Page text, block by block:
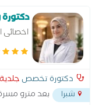
اخصائى
دكتورة تخصص جلدية
شبرا بعد مترو